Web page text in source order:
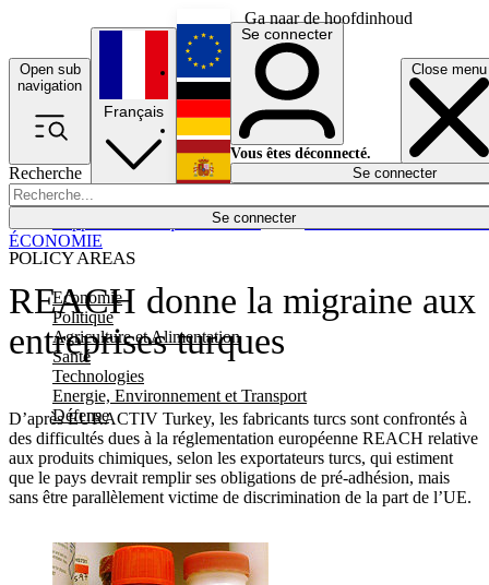
Ga naar de hoofdinhoud
Open sub
navigation
Close menu
Recherche
Se connecter
POLICY AREAS
Economie
Politique
Agriculture et Alimentation
Santé
Technologies
Energie, Environnement et Transport
Défense
Économie
Français
English
Deutsch
Español
Se connecter
Vous êtes déconnecté.
Se connecter
REACH donne la migraine aux
entreprises turques
D’après EURACTIV Turkey, les fabricants turcs sont confrontés à
des difficultés dues à la réglementation européenne REACH relative
aux produits chimiques, selon les exportateurs turcs, qui estiment
que le pays devrait remplir ses obligations de pré-adhésion, mais
sans être parallèlement victime de discrimination de la part de l’UE.
ÉCONOMIE